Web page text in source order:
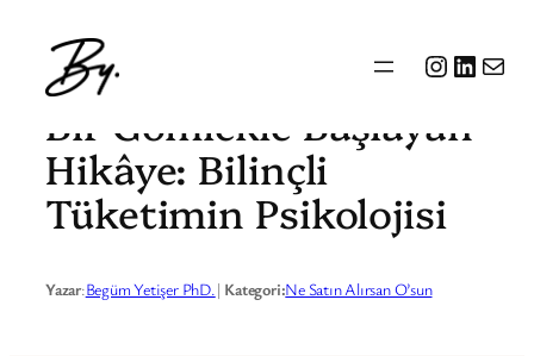
İçeriğe
Mail
Bir Gömlekle Başlayan
Hikâye: Bilinçli
Tüketimin Psikolojisi
Yazar:Begüm Yetişer PhD.| Kategori:Ne Satın Alırsan O’sun